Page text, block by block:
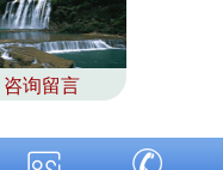
咨询留言